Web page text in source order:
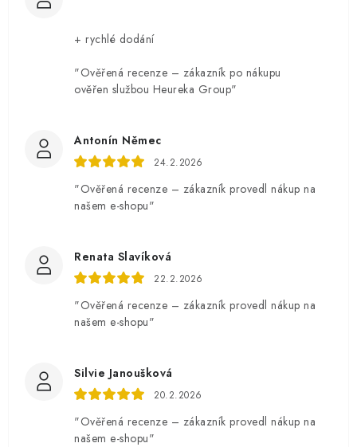
+ rychlé dodání
"Ověřená recenze – zákazník po nákupu
ověřen službou Heureka Group"
Antonín Němec
24.2.2026
"Ověřená recenze – zákazník provedl nákup na
našem e-shopu"
Renata Slavíková
22.2.2026
"Ověřená recenze – zákazník provedl nákup na
našem e-shopu"
Silvie Janoušková
20.2.2026
"Ověřená recenze – zákazník provedl nákup na
našem e-shopu"